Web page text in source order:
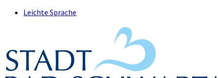
Leichte Sprache